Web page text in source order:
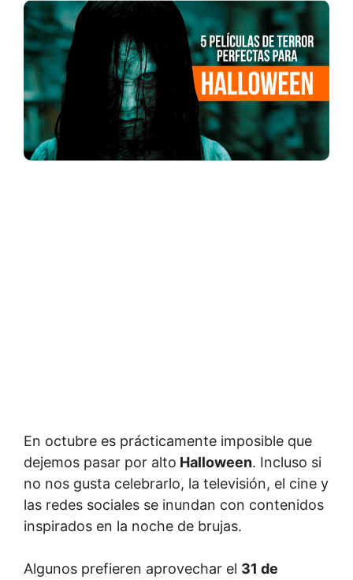
En octubre es prácticamente imposible que
dejemos pasar por alto Halloween. Incluso si
no nos gusta celebrarlo, la televisión, el cine y
las redes sociales se inundan con contenidos
inspirados en la noche de brujas.
Algunos prefieren aprovechar el 31 de